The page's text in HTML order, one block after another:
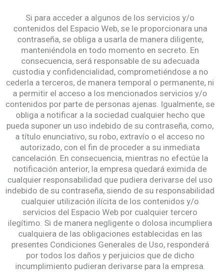
Si para acceder a algunos de los servicios y/o
contenidos del Espacio Web, se le proporcionara una
contraseña, se obliga a usarla de manera diligente,
manteniéndola en todo momento en secreto. En
consecuencia, será responsable de su adecuada
custodia y confidencialidad, comprometiéndose a no
cederla a terceros, de manera temporal o permanente, ni
a permitir el acceso a los mencionados servicios y/o
contenidos por parte de personas ajenas. Igualmente, se
obliga a notificar a la sociedad cualquier hecho que
pueda suponer un uso indebido de su contraseña, como,
a título enunciativo, su robo, extravío o el acceso no
autorizado, con el fin de proceder a su inmediata
cancelación. En consecuencia, mientras no efectúe la
notificación anterior, la empresa quedará eximida de
cualquier responsabilidad que pudiera derivarse del uso
indebido de su contraseña, siendo de su responsabilidad
cualquier utilización ilícita de los contenidos y/o
servicios del Espacio Web por cualquier tercero
ilegítimo. Si de manera negligente o dolosa incumpliera
cualquiera de las obligaciones establecidas en las
presentes Condiciones Generales de Uso, responderá
por todos los daños y perjuicios que de dicho
incumplimiento pudieran derivarse para la empresa.